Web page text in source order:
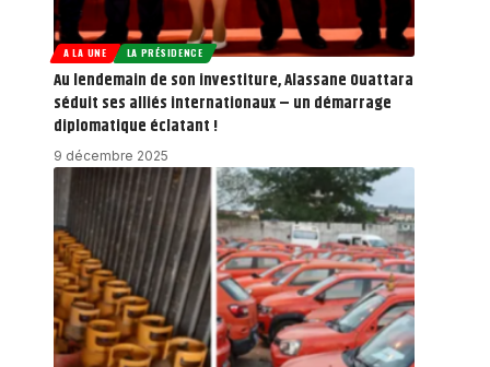
A LA UNE LA PRÉSIDENCE
Au lendemain de son investiture, Alassane Ouattara
séduit ses alliés internationaux – un démarrage
diplomatique éclatant !
9 décembre 2025